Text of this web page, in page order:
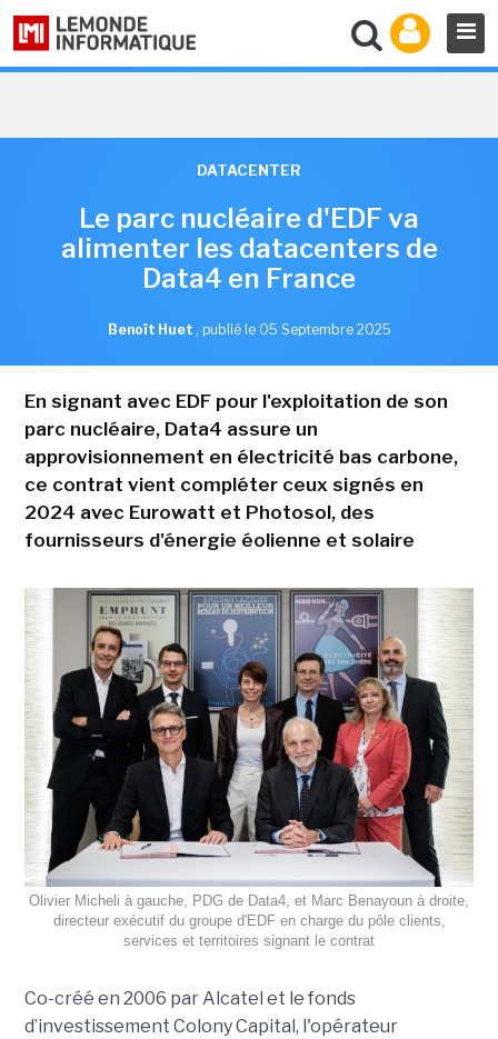
DATACENTER
Le parc nucléaire d'EDF va
alimenter les datacenters de
Data4 en France
Benoît Huet , publié le 05 Septembre 2025
En signant avec EDF pour l'exploitation de son
parc nucléaire, Data4 assure un
approvisionnement en électricité bas carbone,
ce contrat vient compléter ceux signés en
2024 avec Eurowatt et Photosol, des
fournisseurs d'énergie éolienne et solaire
Olivier Micheli à gauche, PDG de Data4, et Marc Benayoun à droite,
directeur exécutif du groupe d'EDF en charge du pôle clients,
services et territoires signant le contrat
Co-créé en 2006 par Alcatel et le fonds
d’investissement Colony Capital, l'opérateur